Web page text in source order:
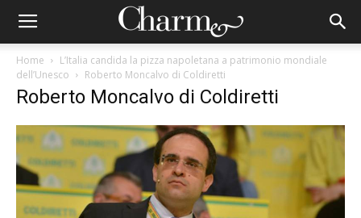
Home
L’Italia candida la pizza napoletana a patrimonio mondiale
dell’Unesco
Roberto Moncalvo di Coldiretti
Roberto Moncalvo di Coldiretti